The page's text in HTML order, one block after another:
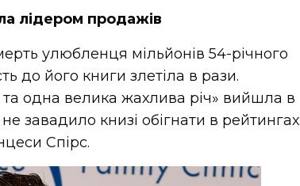
лідером продажів
улюбленця мільйонів 54-річного
до його книги злетіла в рази.
та одна велика жахлива річ» вийшла в
завадило книзі обігнати в рейтингах
Спірс.